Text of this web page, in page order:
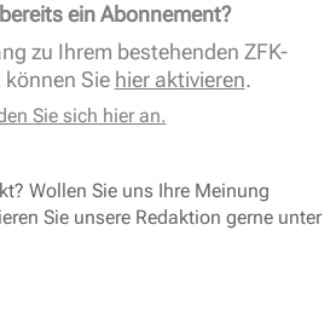
ein Abonnement?
zu Ihrem bestehenden ZFK-
Sie hier aktivieren.
Sie sich hier an.
Wollen Sie uns Ihre Meinung
Sie unsere Redaktion gerne unter